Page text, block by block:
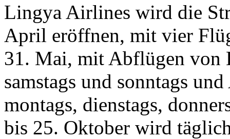
Lingya Airlines wird die
April eröffnen, mit vier
31. Mai, mit Abflügen von
samstags und sonntags
montags, dienstags,
bis 25. Oktober wird